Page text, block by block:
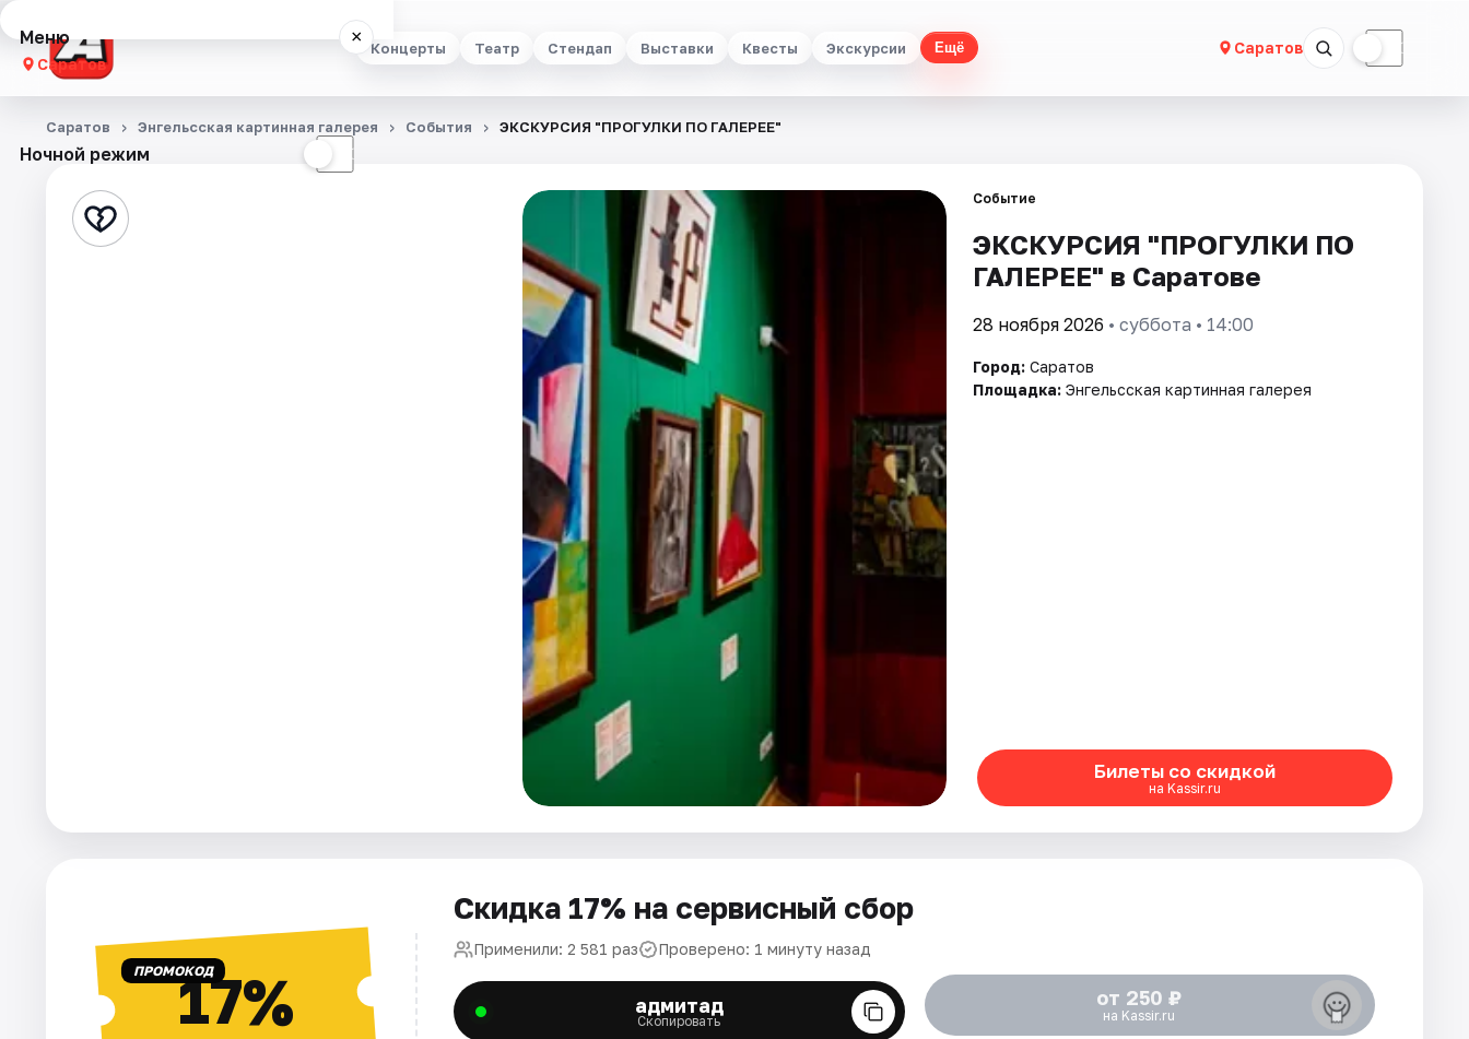
Концерты Театр Стендап Выставки Квесты Экскурсии Ещё Саратов ☾
Меню ×
Саратов
Концерты
Стендап
Ночной режим ☾
Саратов Энгельсская картинная галерея События ЭКСКУРСИЯ "ПРОГУЛКИ ПО ГАЛЕРЕЕ"
Событие
ЭКСКУРСИЯ "ПРОГУЛКИ ПО
ГАЛЕРЕЕ" в Саратове
28 ноября 2026 • суббота • 14:00
Город: Саратов
Площадка: Энгельсская картинная галерея
Билеты со скидкой
на Kassir.ru
ПРОМОКОД17%
Скидка 17% на сервисный сбор
Применили: 2 581 раз Проверено: 1 минуту назад
адмитад
Скопировать
от 250 ₽
на Kassir.ru